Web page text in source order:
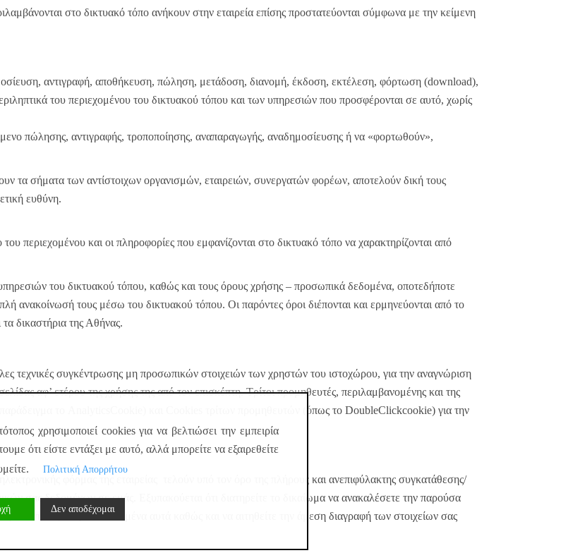
στο δικτυακό τόπο ανήκουν στην εταιρεία επίσης προστατεύονται σύμφωνα με την κείμενη
αντιγραφή, αποθήκευση, πώληση, μετάδοση, διανομή, έκδοση, εκτέλεση, φόρτωση (download),
του περιεχομένου του δικτυακού τόπου και των υπηρεσιών που προσφέρονται σε αυτό, χωρίς
πώλησης, αντιγραφής, τροποποίησης, αναπαραγωγής, αναδημοσίευσης ή να «φορτωθούν»,
τα σήματα των αντίστοιχων οργανισμών, εταιρειών, συνεργατών φορέων, αποτελούν δική τους
ευθύνη.
περιεχομένου και οι πληροφορίες που εμφανίζονται στο δικτυακό τόπο να χαρακτηρίζονται από
του δικτυακού τόπου, καθώς και τους όρους χρήσης – προσωπικά δεδομένα, οποτεδήποτε
ανακοίνωσή τους μέσω του δικτυακού τόπου. Οι παρόντες όροι διέπονται και ερμηνεύονται από το
δικαστήρια της Αθήνας.
τεχνικές συγκέντρωσης μη προσωπικών στοιχειών των χρηστών του ιστοχώρου, για την αναγνώριση
αφ’ ετέρου της χρήσης της από τον επισκέπτη. Τρίτοι προμηθευτές, περιλαμβανομένης και της
το AnalyticsCookie) και Cookies τρίτων προμηθευτών (όπως το DoubleClickcookie) για την
φόρμας της εταιρείας τελούν υπό τον όρο της πλήρους και ανεπιφύλακτης συγκατάθεσης/
σας δεδομένων σε εμάς. Εξυπακούεται ότι διατηρείτε το δικαίωμα να ανακαλέσετε την παρούσα
πρόσβαση στα δεδομένα αυτά καθώς και να αιτηθείτε την άμεση διαγραφή των στοιχείων σας
χρησιμοποιεί cookies για να βελτιώσει την εμπειρία
ότι είστε εντάξει με αυτό, αλλά μπορείτε να εξαιρεθείτε
Πολιτική Απορρήτου
Δεν αποδέχομαι